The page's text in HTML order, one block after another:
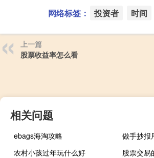
网络标签： 投资者 时间
上一篇
股票收益率怎么看
相关问题
ebags海淘攻略
做手抄报
农村小孩过年玩什么好
股票交易